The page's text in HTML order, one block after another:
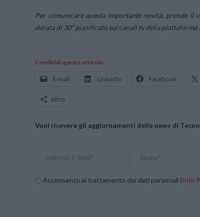
Per comunicare questa importante novità, prende il
durata di 30” pianificato sui canali tv della piattaforma
Condividi questo articolo:
E-mail LinkedIn Facebook
Altro
Vuoi ricevere gli aggiornamenti delle news di
Acconsento al trattamento dei dati personali (Info